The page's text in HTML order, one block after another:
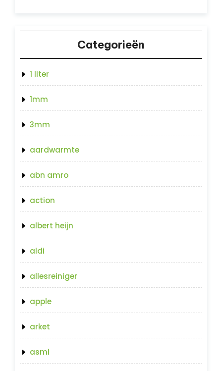
Categorieën
1 liter
1mm
3mm
aardwarmte
abn amro
action
albert heijn
aldi
allesreiniger
apple
arket
asml